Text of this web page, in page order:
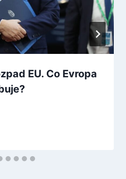
EU. Co Evropa